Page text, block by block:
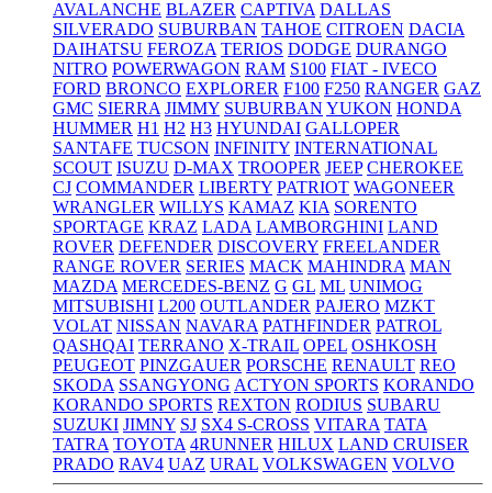
AVALANCHE BLAZER CAPTIVA DALLAS
SILVERADO SUBURBAN TAHOE CITROEN DACIA
DAIHATSU FEROZA TERIOS DODGE DURANGO
NITRO POWERWAGON RAM S100 FIAT - IVECO
FORD BRONCO EXPLORER F100 F250 RANGER GAZ
GMC SIERRA JIMMY SUBURBAN YUKON HONDA
HUMMER H1 H2 H3 HYUNDAI GALLOPER
SANTAFE TUCSON INFINITY INTERNATIONAL
SCOUT ISUZU D-MAX TROOPER JEEP CHEROKEE
CJ COMMANDER LIBERTY PATRIOT WAGONEER
WRANGLER WILLYS KAMAZ KIA SORENTO
SPORTAGE KRAZ LADA LAMBORGHINI LAND
ROVER DEFENDER DISCOVERY FREELANDER
RANGE ROVER SERIES MACK MAHINDRA MAN
MAZDA MERCEDES-BENZ G GL ML UNIMOG
MITSUBISHI L200 OUTLANDER PAJERO MZKT
VOLAT NISSAN NAVARA PATHFINDER PATROL
QASHQAI TERRANO X-TRAIL OPEL OSHKOSH
PEUGEOT PINZGAUER PORSCHE RENAULT REO
SKODA SSANGYONG ACTYON SPORTS KORANDO
KORANDO SPORTS REXTON RODIUS SUBARU
SUZUKI JIMNY SJ SX4 S-CROSS VITARA TATA
TATRA TOYOTA 4RUNNER HILUX LAND CRUISER
PRADO RAV4 UAZ URAL VOLKSWAGEN VOLVO